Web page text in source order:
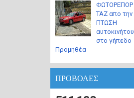
ΦΩΤΟΡΕΠΟΡ
ΤΑΖ απο την
ΠΤΩΣΗ
αυτοκινήτου
στο γήπεδο
Προμηθέα
ΠΡΟΒΟΛΕΣ